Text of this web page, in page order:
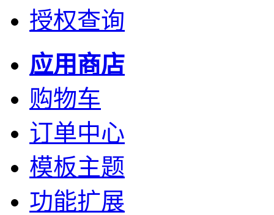
授权查询
应用商店
购物车
订单中心
模板主题
功能扩展